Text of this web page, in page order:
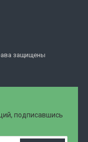
защищены
подписавшись